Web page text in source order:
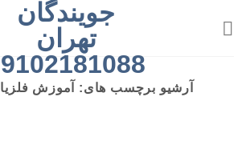
جویندگان
تهران
آرشیو برچسب های: آموزش